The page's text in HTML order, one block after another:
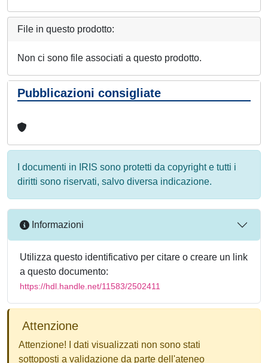
File in questo prodotto:
Non ci sono file associati a questo prodotto.
Pubblicazioni consigliate
I documenti in IRIS sono protetti da copyright e tutti i
diritti sono riservati, salvo diversa indicazione.
Informazioni
Utilizza questo identificativo per citare o creare un link
a questo documento:
https://hdl.handle.net/11583/2502411
Attenzione
Attenzione! I dati visualizzati non sono stati
sottoposti a validazione da parte dell'ateneo